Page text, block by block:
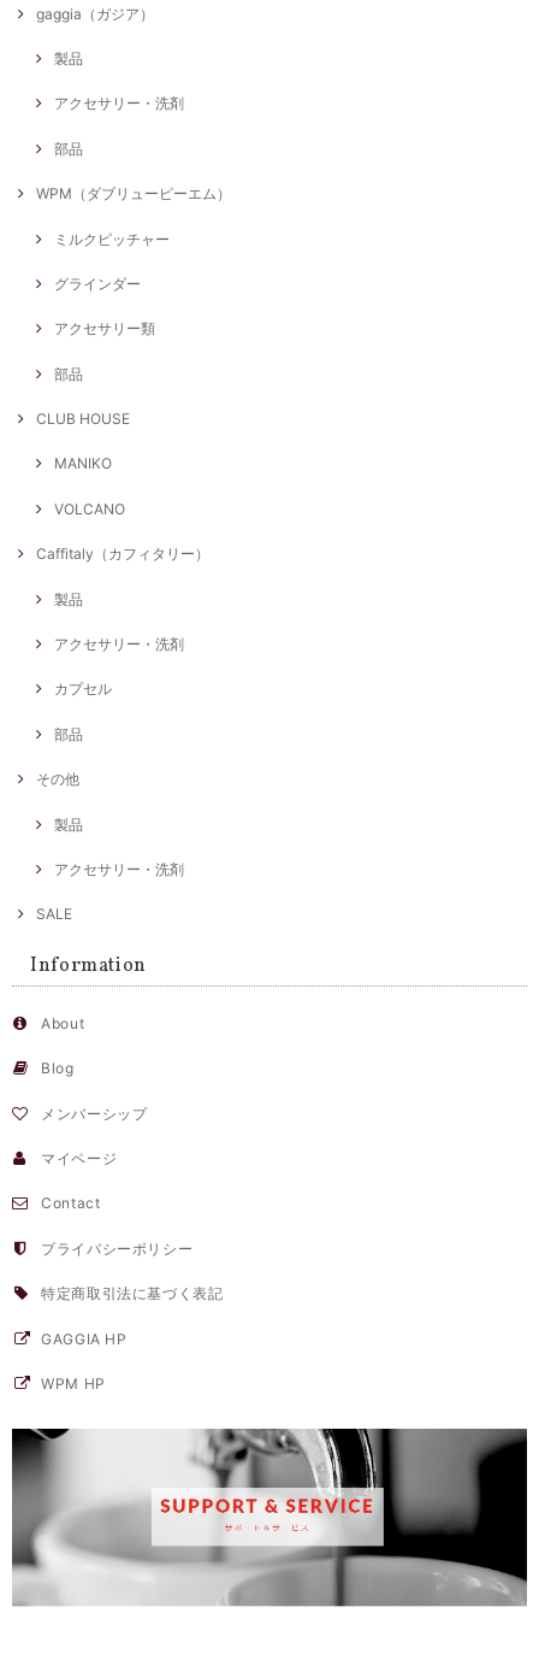
gaggia（ガジア）
製品
アクセサリー・洗剤
部品
WPM（ダブリューピーエム）
ミルクピッチャー
グラインダー
アクセサリー類
部品
CLUB HOUSE
MANIKO
VOLCANO
Caffitaly（カフィタリー）
製品
アクセサリー・洗剤
カプセル
部品
その他
製品
アクセサリー・洗剤
SALE
Information
About
Blog
メンバーシップ
マイページ
Contact
プライバシーポリシー
特定商取引法に基づく表記
GAGGIA HP
WPM HP